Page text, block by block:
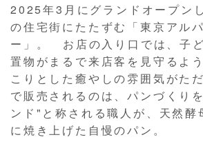
2025年3月にグランドオープン
の住宅街にたたずむ「東京アル
ー」。 お店の入り口では、子
置物がまるで来店客を見守るよ
こりとした癒やしの雰囲気がた
で販売されるのは、パンづくり
ンド"と称される職人が、天然酵
に焼き上げた自慢のパン。